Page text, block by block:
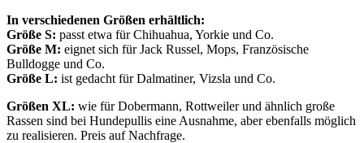
In verschiedenen Größen erhältlich:
Größe S: passt etwa für Chihuahua, Yorkie und Co.
Größe M: eignet sich für Jack Russel, Mops, Französische
Bulldogge und Co.
Größe L: ist gedacht für Dalmatiner, Vizsla und Co.
Größen XL: wie für Dobermann, Rottweiler und ähnlich große
Rassen sind bei Hundepullis eine Ausnahme, aber ebenfalls möglich
zu realisieren. Preis auf Nachfrage.